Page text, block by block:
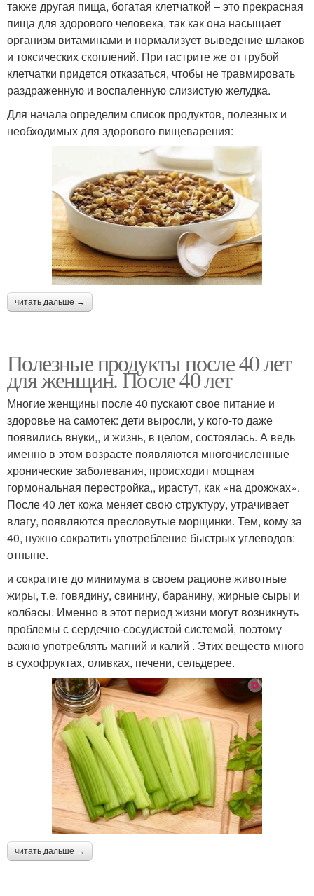
также другая пища, богатая клетчаткой – это прекрасная
пища для здорового человека, так как она насыщает
организм витаминами и нормализует выведение шлаков
и токсических скоплений. При гастрите же от грубой
клетчатки придется отказаться, чтобы не травмировать
раздраженную и воспаленную слизистую желудка.
Для начала определим список продуктов, полезных и
необходимых для здорового пищеварения:
читать дальше →
Полезные продукты после 40 лет
для женщин. После 40 лет
Многие женщины после 40 пускают свое питание и
здоровье на самотек: дети выросли, у кого-то даже
появились внуки,, и жизнь, в целом, состоялась. А ведь
именно в этом возрасте появляются многочисленные
хронические заболевания, происходит мощная
гормональная перестройка,, ирастут, как «на дрожжах».
После 40 лет кожа меняет свою структуру, утрачивает
влагу, появляются пресловутые морщинки. Тем, кому за
40, нужно сократить употребление быстрых углеводов:
отныне.
и сократите до минимума в своем рационе животные
жиры, т.е. говядину, свинину, баранину, жирные сыры и
колбасы. Именно в этот период жизни могут возникнуть
проблемы с сердечно-сосудистой системой, поэтому
важно употреблять магний и калий . Этих веществ много
в сухофруктах, оливках, печени, сельдерее.
читать дальше →